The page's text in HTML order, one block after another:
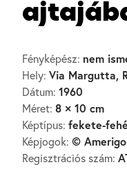
Fényképész: nem
Hely: Via Margutta,
Dátum: 1960
Méret: 8 × 10 cm
Képtípus: fekete-
Képjogok: ©
Regisztrációs szám: